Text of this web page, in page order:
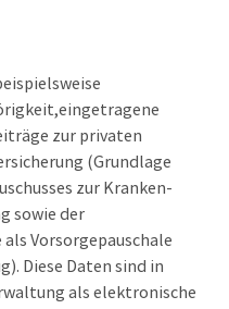
zur privaten
(Grundlage
zur Kranken-
sowie der
Vorsorgepauschale
Diese Daten sind in
als elektronische